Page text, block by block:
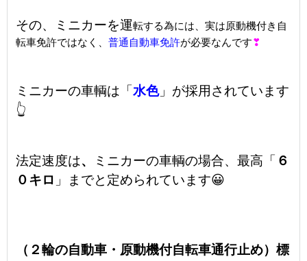
その、ミニカーを運転する為には、実は原動機付き自
転車免許ではなく、 普通自動車免許が必要なんです❣
ミニカーの車輌は「 水色」が採用されています
👆
法定速度は、 ミニカーの車輌の場合、最高「 ６
０キロ 」までと定められています😀
（２輪の自動車・原動機付自転車通行止め）標